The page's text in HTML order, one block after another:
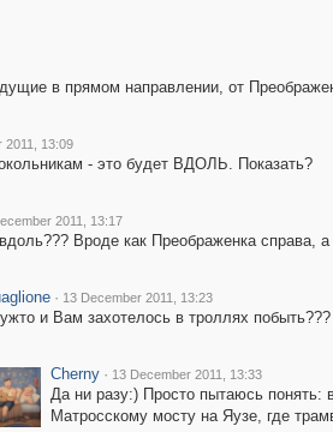
в прямом направлении, от
2011, 13:09
- это будет ВДОЛЬ. Показать?
2011, 13:17
Вроде как Преображенка справа,
· 13 December 2011, 13:23
и Вам захотелось в троллях
Cherny · 13 December 2011, 13:33
Да ни разу:) Просто пытаюсь понять:
Матросскому мосту на Яузе, где